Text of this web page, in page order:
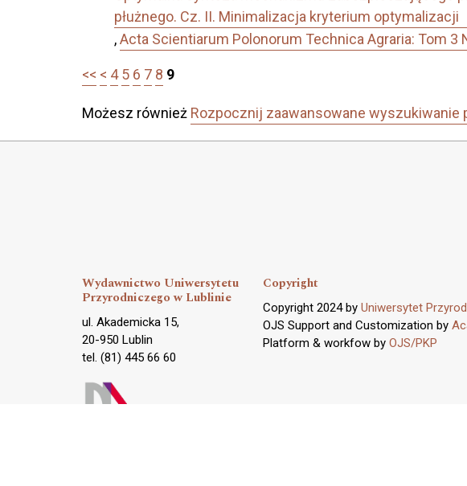
płużnego. Cz. II. Minimalizacja kryterium optymalizacji
,Acta Scientiarum Polonorum Technica Agraria: Tom 3
<< < 4 5 6 7 8 9
Możesz również Rozpocznij zaawansowane wyszukiwanie
Wydawnictwo Uniwersytetu
Przyrodniczego w Lublinie
ul. Akademicka 15,
20-950 Lublin
tel. (81) 445 66 60
Copyright
Copyright 2024 by Uniwersytet
OJS Support and Customization by
Platform & workfow by OJS/PKP